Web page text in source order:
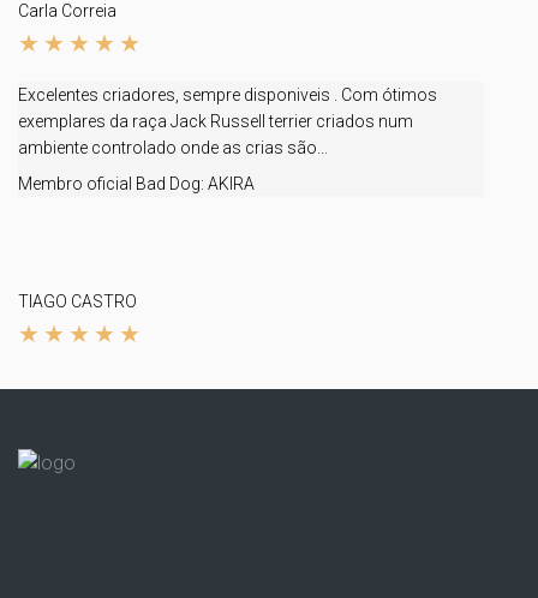
Carla Correia
Excelentes criadores, sempre disponiveis . Com ótimos
exemplares da raça Jack Russell terrier criados num
ambiente controlado onde as crias são...
Membro oficial Bad Dog: AKIRA
TIAGO CASTRO